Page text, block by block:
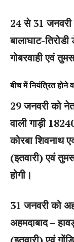
24 से 31 जनवरी
बालाघाट-
गोबरवाही एवं
बीच में नियंत्रित होने
29 जनवरी को
वाली गाड़ी
कोरबा शिवनाथ
(इतवारी) एवं
होगी।
31 जनवरी को
अहमदाबाद –